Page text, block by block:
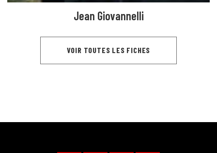
Jean Giovannelli
VOIR TOUTES LES FICHES